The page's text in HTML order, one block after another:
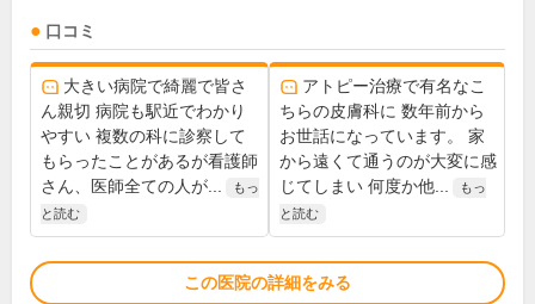
口コミ
大きい病院で綺麗で皆さ
ん親切 病院も駅近でわかり
やすい 複数の科に診察して
もらったことがあるが看護師
さん、医師全ての人が...
もっ
と読む
アトピー治療で有名なこ
ちらの皮膚科に 数年前から
お世話になっています。 家
から遠くて通うのが大変に感
じてしまい 何度か他...
もっ
と読む
この医院の詳細をみる